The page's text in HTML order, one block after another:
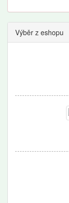
Výběr z eshopu